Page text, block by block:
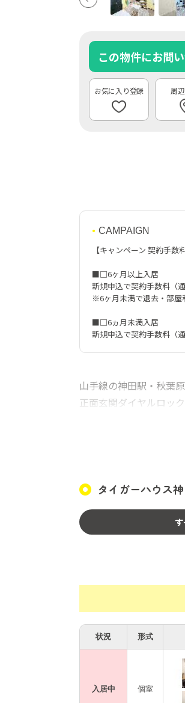
この物件にお問
周
CAMPAIGN
【キャンペーン 契約手数
■□6ヶ月以上入居
新規申込で契約手数料（
※6ヶ月未満で退去・部屋
■□6ヵ月未満入居
新規申込で契約手数料（
山手線の神田駅・秋葉
正面玄関ダイヤルロッ
タイガーハウス
状況 形式
入居中 個室